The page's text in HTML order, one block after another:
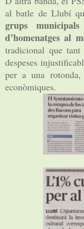
al batle de Llubí
grups
d’homenatges al
tradicional que
despeses
per a una
econòmiques.